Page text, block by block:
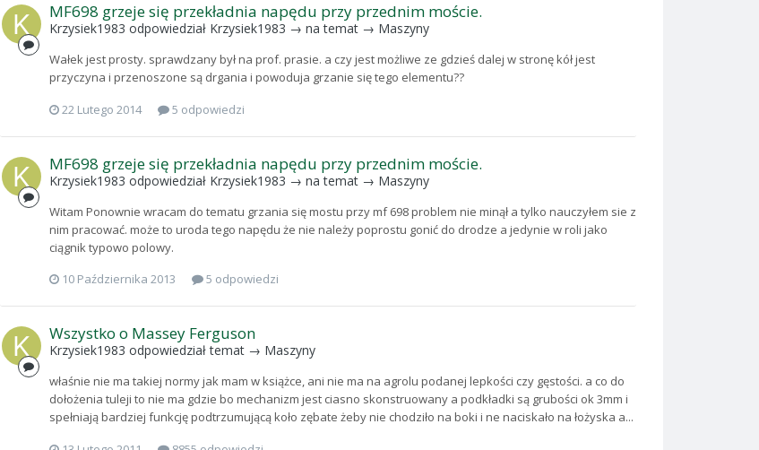
MF698 grzeje się przekładnia napędu przy przednim moście.
Krzysiek1983 odpowiedział Krzysiek1983 → na temat → Maszyny
Wałek jest prosty. sprawdzany był na prof. prasie. a czy jest możliwe ze gdzieś dalej w stronę kół jest
przyczyna i przenoszone są drgania i powoduja grzanie się tego elementu??
22 Lutego 2014
5 odpowiedzi
MF698 grzeje się przekładnia napędu przy przednim moście.
Krzysiek1983 odpowiedział Krzysiek1983 → na temat → Maszyny
Witam Ponownie wracam do tematu grzania się mostu przy mf 698 problem nie minął a tylko nauczyłem sie z
nim pracować. może to uroda tego napędu że nie należy poprostu gonić do drodze a jedynie w roli jako
ciągnik typowo polowy.
10 Października 2013
5 odpowiedzi
Wszystko o Massey Ferguson
Krzysiek1983 odpowiedział temat → Maszyny
właśnie nie ma takiej normy jak mam w książce, ani nie ma na agrolu podanej lepkości czy gęstości. a co do
dołożenia tuleji to nie ma gdzie bo mechanizm jest ciasno skonstruowany a podkładki są grubości ok 3mm i
spełniają bardziej funkcję podtrzumującą koło zębate żeby nie chodziło na boki i ne naciskało na łożyska a...